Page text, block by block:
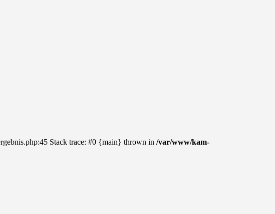
Stack trace: #0 {main} thrown in /var/www/kam-